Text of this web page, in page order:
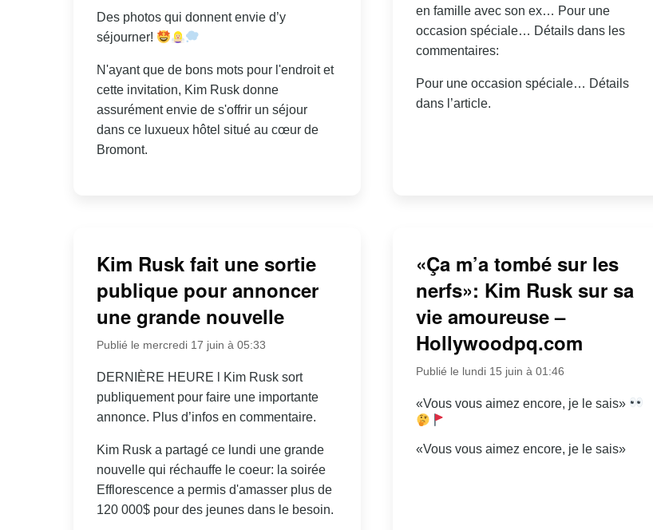
Des photos qui donnent envie d’y
séjourner!
N'ayant que de bons mots pour l'endroit et
cette invitation, Kim Rusk donne
assurément envie de s'offrir un séjour
dans ce luxueux hôtel situé au cœur de
Bromont.
en famille avec son ex… Pour une
occasion spéciale… Détails dans les
commentaires:
Pour une occasion spéciale… Détails
dans l’article.
Kim Rusk fait une sortie
publique pour annoncer
une grande nouvelle
Publié le mercredi 17 juin à 05:33
DERNIÈRE HEURE l Kim Rusk sort
publiquement pour faire une importante
annonce. Plus d’infos en commentaire.
Kim Rusk a partagé ce lundi une grande
nouvelle qui réchauffe le coeur: la soirée
Efflorescence a permis d'amasser plus de
120 000$ pour des jeunes dans le besoin.
«Ça m’a tombé sur les
nerfs»: Kim Rusk sur sa
vie amoureuse –
Hollywoodpq.com
Publié le lundi 15 juin à 01:46
«Vous vous aimez encore, je le sais»
«Vous vous aimez encore, je le sais»